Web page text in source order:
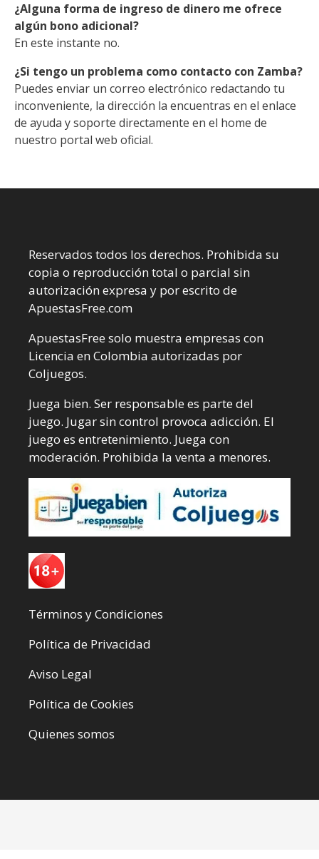
¿Alguna forma de ingreso de dinero me ofrece
algún bono adicional?
En este instante no.
¿Si tengo un problema como contacto con Zamba?
Puedes enviar un correo electrónico redactando tu
inconveniente, la dirección la encuentras en el enlace
de ayuda y soporte directamente en el home de
nuestro portal web oficial.
Reservados todos los derechos. Prohibida su
copia o reproducción total o parcial sin
autorización expresa y por escrito de
ApuestasFree.com
ApuestasFree solo muestra empresas con
Licencia en Colombia autorizadas por
Coljuegos.
Juega bien. Ser responsable es parte del
juego. Jugar sin control provoca adicción. El
juego es entretenimiento. Juega con
moderación. Prohibida la venta a menores.
Términos y Condiciones
Política de Privacidad
Aviso Legal
Política de Cookies
Quienes somos